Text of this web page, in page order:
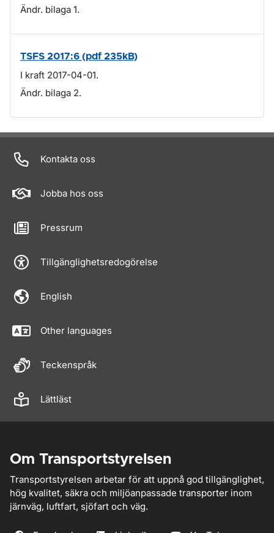
Ändr. bilaga 1.
TSFS 2017:6 (pdf 235kB)
I kraft 2017-04-01.
Ändr. bilaga 2.
Om sidan
Kontakta oss
Jobba hos oss
Pressrum
Tillgänglighetsredogörelse
English
Other languages
Teckenspråk
Lättläst
Om Transportstyrelsen
Transportstyrelsen arbetar för att uppnå god tillgänglighet,
hög kvalitet, säkra och miljöanpassade transporter inom
järnväg, luftfart, sjöfart och väg.